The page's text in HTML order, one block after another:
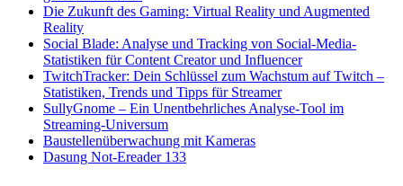
Die Zukunft des Gaming: Virtual Reality und Augmented
Reality
Social Blade: Analyse und Tracking von Social-Media-
Statistiken für Content Creator und Influencer
TwitchTracker: Dein Schlüssel zum Wachstum auf Twitch –
Statistiken, Trends und Tipps für Streamer
SullyGnome – Ein Unentbehrliches Analyse-Tool im
Streaming-Universum
Baustellenüberwachung mit Kameras
Dasung Not-Ereader 133